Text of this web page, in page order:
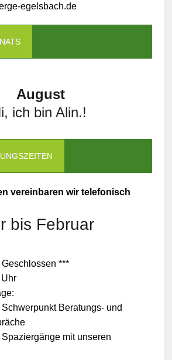
egelsbach.de
August
ich bin Alin.!
vereinbaren wir telefonisch
bis Februar
Geschlossen ***
Beratungs- und
Spaziergänge mit unseren